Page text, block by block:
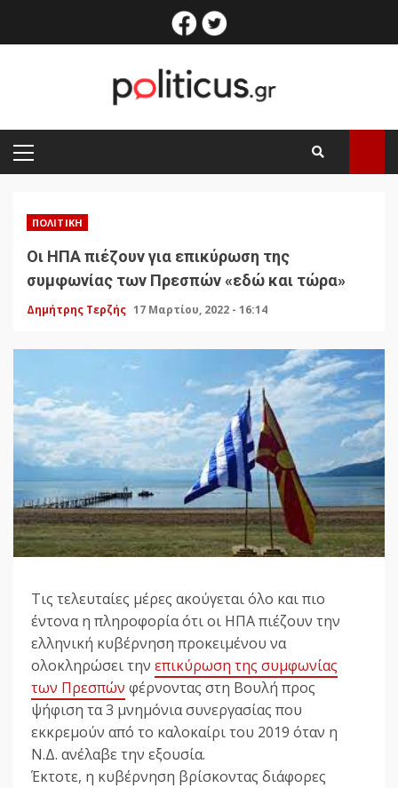
facebook
PRIMARY
MENU
ΠΟΛΙΤΙΚΉ
Οι ΗΠΑ πιέζουν για επικύρωση της
συμφωνίας των Πρεσπών «εδώ και τώρα»
Δημήτρης Τερζής 17 Μαρτίου, 2022 - 16:14
Τις τελευταίες μέρες ακούγεται όλο και πιο
έντονα η πληροφορία ότι οι ΗΠΑ πιέζουν την
ελληνική κυβέρνηση προκειμένου να
ολοκληρώσει την επικύρωση της συμφωνίας
των Πρεσπών φέρνοντας στη Βουλή προς
ψήφιση τα 3 μνημόνια συνεργασίας που
εκκρεμούν από το καλοκαίρι του 2019 όταν η
Ν.Δ. ανέλαβε την εξουσία.
Έκτοτε, η κυβέρνηση βρίσκοντας διάφορες